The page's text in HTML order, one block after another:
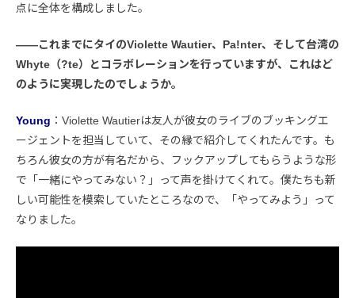
点に全体を構成しました。
――これまでにタイのViolette Wautier、Pa!nter、そして台湾の
Whyte（?te）とコラボレーションを行っていますが、これはど
のように実現したのでしょうか。
Young ：Violette Wautierは友人が彼女のライブのブッキングエ
ージェントを担当していて、その縁で紹介してくれたんです。も
ちろん彼女の方が有名だから、フックアップしてもらうような形
で「一緒にやってみない？」って声を掛けてくれて。僕たちも新
しい可能性を模索していたところなので、「やってみよう」って
なりました。